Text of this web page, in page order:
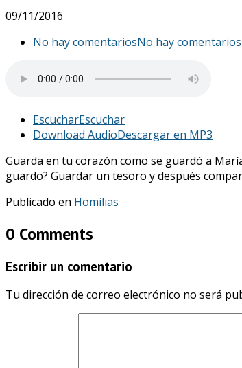
09/11/2016
No hay comentariosNo hay comentarios
EscucharEscuchar
Download AudioDescargar en MP3
Guarda en tu corazón como se guardó a
guardo? Guardar un tesoro y después
Publicado en Homilias
0 Comments
Escribir un comentario
Tu dirección de correo electrónico no será